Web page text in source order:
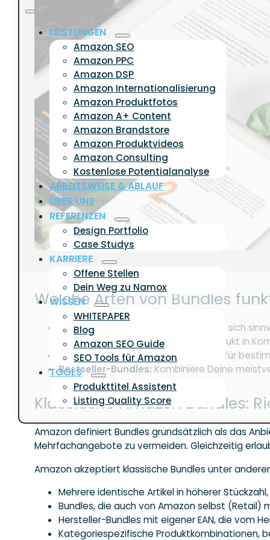
LEISTUNGEN
Amazon SEO
Amazon PPC
Amazon DSP
Amazon Internationalisierung
Amazon Produktfotos
Amazon A+ Content
Amazon Brandstore
Amazon Produktvideos
Amazon Consulting
Kostenlose Potentialanalyse
ARBEITSWEISE & ABLAUF
ÜBER UNS
REFERENZEN
Design Portfolio
Case Studys
KARRIERE
Offene Stellen
Dein Weg zu Namox
WISSEN
WHITEPAPER
Blog
Amazon SEO Guide
SEO Tools für Amazon
TOOLS
Produkttitel Assistent
Listing Quality Score
Welche Arten von Bundles
Ergänzende Produkte:
Produkte, die sich
Nachtcreme oder ein Reinigungsprodukt in
Saisonale Bundles:Erstelle Bundles für
Bestseller-Bundles: Kombiniere Deine
Klassische Amazon Bundles:
Amazon definiert Bundles grundsätzlich als das
Mehrfachangebote zu vermeiden. Gleichzeitig
Amazon akzeptiert klassische Bundles unter
Mehrere identische Artikel in höherer
Bundles, die auch von Amazon selbst (Retail)
Hersteller-Bundles mit eigener EAN, die vom
Kategoriespezifische Produktkombinationen,